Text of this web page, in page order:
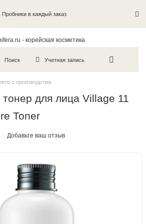
Пробники в каждый заказ
Поиск Учетная запись
с производства
для лица Village 11
Toner
Добавьте ваш отзыв